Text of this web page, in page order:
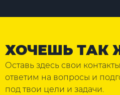
ХОЧЕШЬ ТАК
Оставь здесь свои
ответим на вопросы и
под твои цели и задачи.